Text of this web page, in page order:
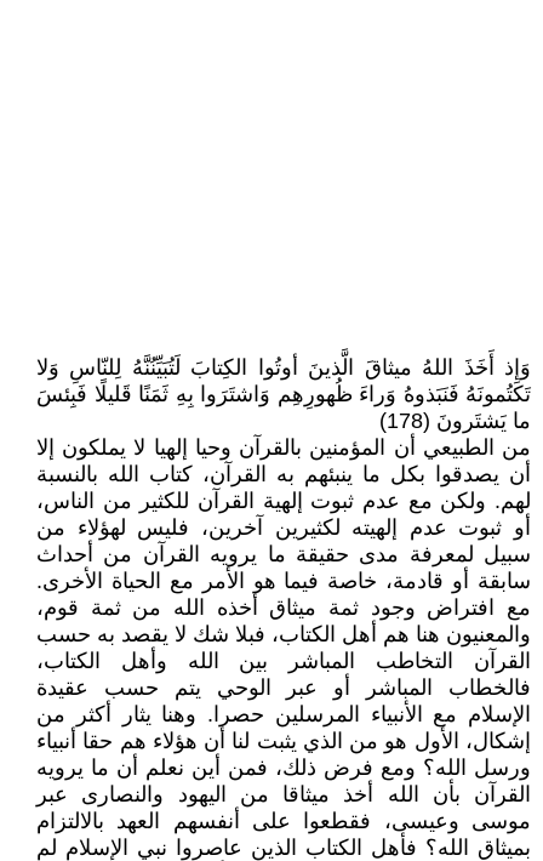
وَإِذ أَخَذَ اللهُ ميثاقَ الَّذينَ أوتُوا الكِتابَ لَتُبَيِّنُنَّهُ لِلنّاسِ وَلا
تَكتُمونَهُ فَنَبَذوهُ وَراءَ ظُهورِهِم وَاشتَرَوا بِهِ ثَمَنًا قَليلًا فَبِئسَ
ما يَشتَرونَ (178)
من الطبيعي أن المؤمنين بالقرآن وحيا إلهيا لا يملكون إلا
أن يصدقوا بكل ما ينبئهم به القرآن، كتاب الله بالنسبة
لهم. ولكن مع عدم ثبوت إلهية القرآن للكثير من الناس،
أو ثبوت عدم إلهيته لكثيرين آخرين، فليس لهؤلاء من
سبيل لمعرفة مدى حقيقة ما يرويه القرآن من أحداث
سابقة أو قادمة، خاصة فيما هو الأمر مع الحياة الأخرى.
مع افتراض وجود ثمة ميثاق أخذه الله من ثمة قوم،
والمعنيون هنا هم أهل الكتاب، فبلا شك لا يقصد به حسب
القرآن التخاطب المباشر بين الله وأهل الكتاب،
فالخطاب المباشر أو عبر الوحي يتم حسب عقيدة
الإسلام مع الأنبياء المرسلين حصرا. وهنا يثار أكثر من
إشكال، الأول هو من الذي يثبت لنا أن هؤلاء هم حقا أنبياء
ورسل الله؟ ومع فرض ذلك، فمن أين نعلم أن ما يرويه
القرآن بأن الله أخذ ميثاقا من اليهود والنصارى عبر
موسى وعيسى، فقطعوا على أنفسهم العهد بالالتزام
بميثاق الله؟ فأهل الكتاب الذين عاصروا نبي الإسلام لم